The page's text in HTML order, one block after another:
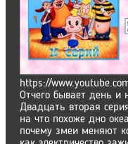
https://
Отчего бывает день и
Двадцать вторая
на что похоже дно
почему змеи меняют